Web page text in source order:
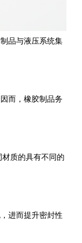
品与液压系统集
而，橡胶制品务
质的具有不同的
进而提升密封性